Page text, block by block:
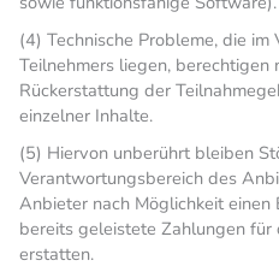
(4) Technische Probleme, die
Teilnehmers liegen, berechtigen
Rückerstattung der
einzelner Inhalte.
(5) Hiervon unberührt bleiben
Verantwortungsbereich des
Anbieter nach Möglichkeit
bereits geleistete Zahlungen
erstatten.